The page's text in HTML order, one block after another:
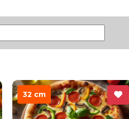
32 cm